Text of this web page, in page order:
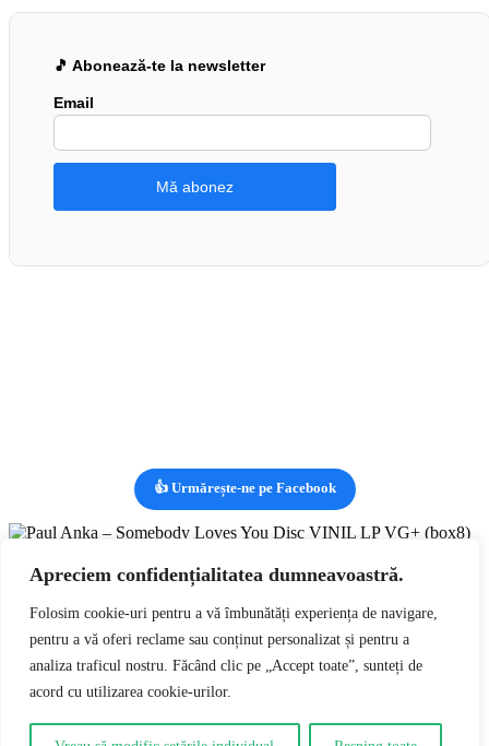
Apreciem confidențialitatea dumneavoastră.
Folosim cookie-uri pentru a vă îmbunătăți experiența de navigare,
pentru a vă oferi reclame sau conținut personalizat și pentru a
analiza traficul nostru. Făcând clic pe „Accept toate”, sunteți de
acord cu utilizarea cookie-urilor.
🎵 Abonează-te la newsletter
Email
👍 Urmărește-ne pe Facebook
VG+ (box8) lei 49,00 RON
Adaugă în coș
Coșul tău
Coșul tău este golÎntoarce-te la cumpărături